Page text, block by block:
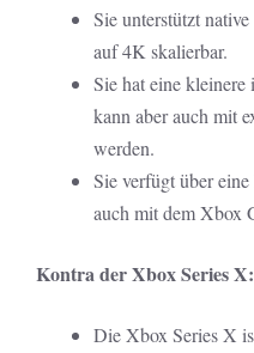
Sie unterstützt
auf 4K skalierbar.
Sie hat eine
kann aber auch mit
werden.
Sie verfügt über
auch mit dem Xbox
Kontra der Xbox Series X:
Die Xbox Series X